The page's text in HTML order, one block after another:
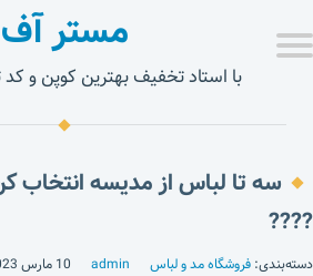
مستر آف
با استاد تخفیف بهترین کوپن و کد
سه تا لباس از مدیسه انتخاب
????
دسته‌بندی: فروشگاه مد و لباس admin 10 مارس 2023